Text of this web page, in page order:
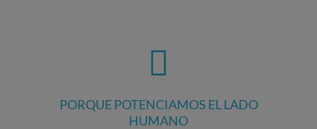
PORQUE POTENCIAMOS EL LADO
HUMANO